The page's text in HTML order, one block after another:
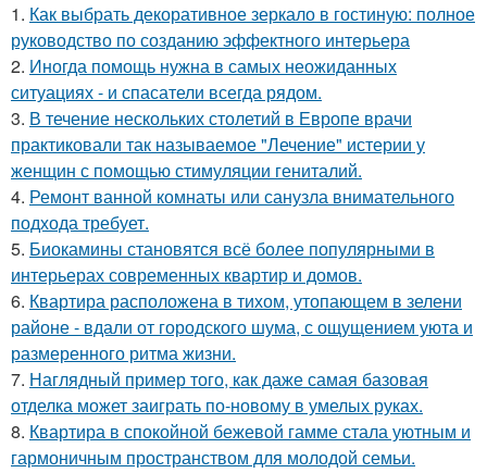
1. Как выбрать декоративное зеркало в гостиную: полное
руководство по созданию эффектного интерьера
2. Иногда помощь нужна в самых неожиданных
ситуациях - и спасатели всегда рядом.
3. В течение нескольких столетий в Европе врачи
практиковали так называемое "Лечение" истерии у
женщин с помощью стимуляции гениталий.
4. Ремонт ванной комнаты или санузла внимательного
подхода требует.
5. Биокамины становятся всё более популярными в
интерьерах современных квартир и домов.
6. Квартира расположена в тихом, утопающем в зелени
районе - вдали от городского шума, с ощущением уюта и
размеренного ритма жизни.
7. Наглядный пример того, как даже самая базовая
отделка может заиграть по-новому в умелых руках.
8. Квартира в спокойной бежевой гамме стала уютным и
гармоничным пространством для молодой семьи.